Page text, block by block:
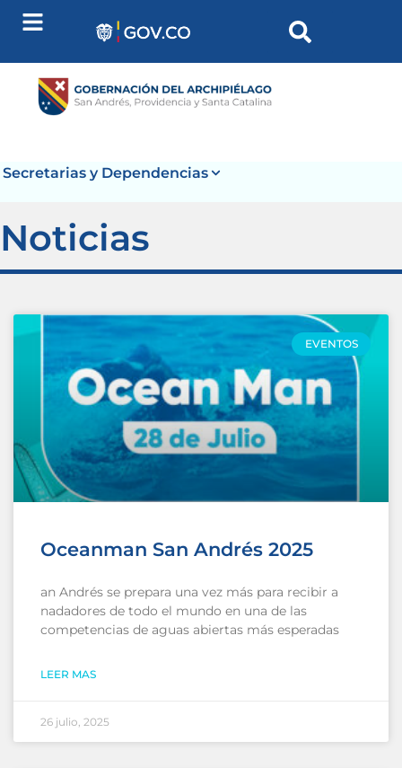
Secretarias y Dependencias
Noticias
EVENTOS
Oceanman San Andrés 2025
an Andrés se prepara una vez más para recibir a
nadadores de todo el mundo en una de las
competencias de aguas abiertas más esperadas
LEER MAS
26 julio, 2025